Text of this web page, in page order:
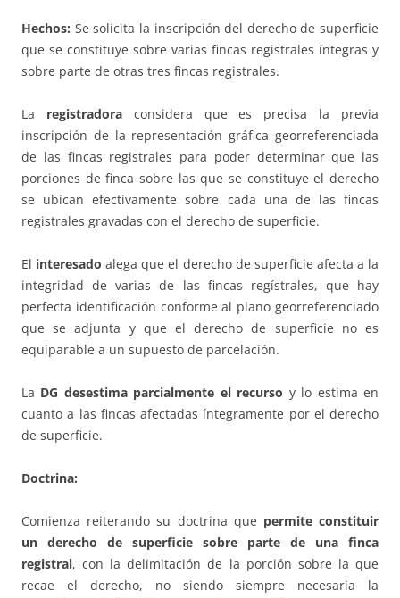
Hechos: Se solicita la inscripción del derecho de superficie
que se constituye sobre varias fincas registrales íntegras y
sobre parte de otras tres fincas registrales.
La registradoraconsidera que es precisa la previa
inscripción de la representación gráfica georreferenciada
de las fincas registrales para poder determinar que las
porciones de finca sobre las que se constituye el derecho
se ubican efectivamente sobre cada una de las fincas
registrales gravadas con el derecho de superficie.
El interesado alega que el derecho de superficie afecta a la
integridad de varias de las fincas regístrales, que hay
perfecta identificación conforme al plano georreferenciado
que se adjunta y que el derecho de superficie no es
equiparable a un supuesto de parcelación.
La DG desestima parcialmente el recurso y lo estima en
cuanto a las fincas afectadas íntegramente por el derecho
de superficie.
Doctrina:
Comienza reiterando su doctrina que permite constituir
un derecho de superficie sobre parte de una finca
registral, con la delimitación de la porción sobre la que
recae el derecho, no siendo siempre necesaria la